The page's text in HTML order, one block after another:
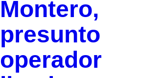
Montero,
presunto
operador